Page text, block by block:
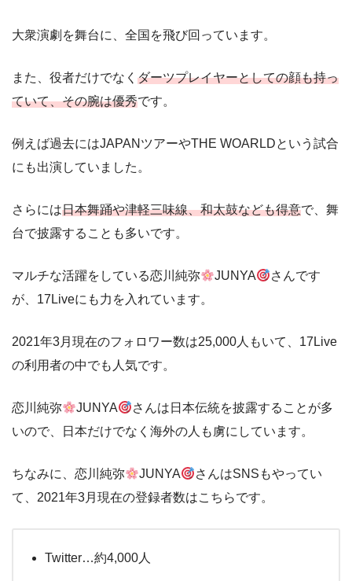
大衆演劇を舞台に、全国を飛び回っています。
また、役者だけでなく ダーツプレイヤーとしての顔も持っ
ていて、その腕は優秀です。
例えば過去にはJAPANツアーやTHE WOARLDという試合
にも出演していました。
さらには日本舞踊や津軽三味線、和太鼓なども得意で、舞
台で披露することも多いです。
マルチな活躍をしている恋川純弥 JUNYA
さんです
が、17Liveにも力を入れています。
2021年3月現在のフォロワー数は25,000人もいて、17Live
の利用者の中でも人気です。
恋川純弥 JUNYA
さんは日本伝統を披露することが多
いので、日本だけでなく海外の人も虜にしています。
ちなみに、恋川純弥 JUNYA
さんはSNSもやってい
て、2021年3月現在の登録者数はこちらです。
Twitter…約4,000人